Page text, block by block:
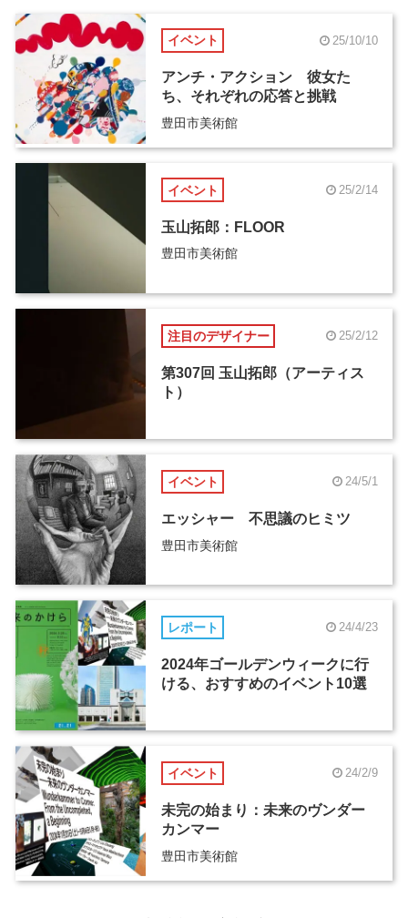
イベント 25/10/10
アンチ・アクション 彼女た
ち、それぞれの応答と挑戦
豊田市美術館
イベント 25/2/14
玉山拓郎：FLOOR
豊田市美術館
注目のデザイナー 25/2/12
第307回 玉山拓郎（アーティス
ト）
イベント 24/5/1
エッシャー 不思議のヒミツ
豊田市美術館
レポート 24/4/23
2024年ゴールデンウィークに行
ける、おすすめのイベント10選
イベント 24/2/9
未完の始まり：未来のヴンダー
カンマー
豊田市美術館